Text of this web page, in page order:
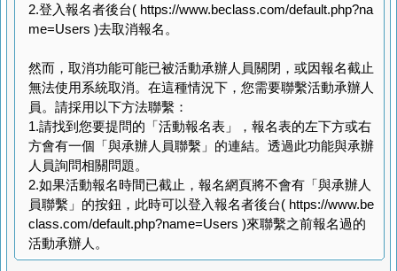
2.登入報名者後台( https://www.beclass.com/default.php?na
me=Users )去取消報名。
然而，取消功能可能已被活動承辦人員關閉，或因報名截止
無法使用系統取消。在這種情況下，您需要聯繫活動承辦人
員。請採用以下方法聯繫：
1.請找到您要提問的「活動報名表」，報名表的左下方或右
方會有一個「與承辦人員聯繫」的連結。透過此功能與承辦
人員詢問相關問題。
2.如果活動報名時間已截止，報名網頁將不會有「與承辦人
員聯繫」的按鈕，此時可以登入報名者後台( https://www.be
class.com/default.php?name=Users )來聯繫之前報名過的
活動承辦人。